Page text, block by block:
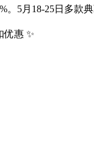
。5月18-25日多款
惠 ✨